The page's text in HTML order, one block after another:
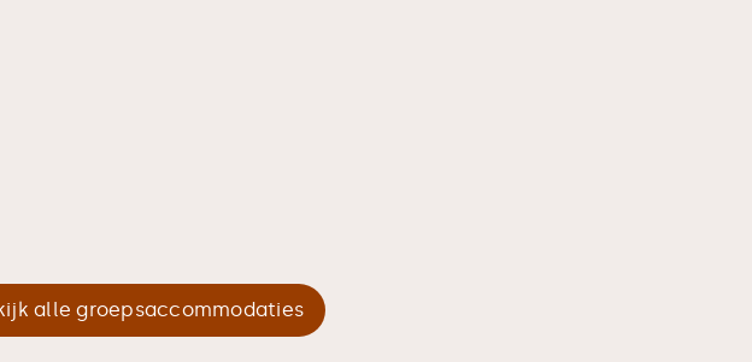
alle groepsaccommodaties